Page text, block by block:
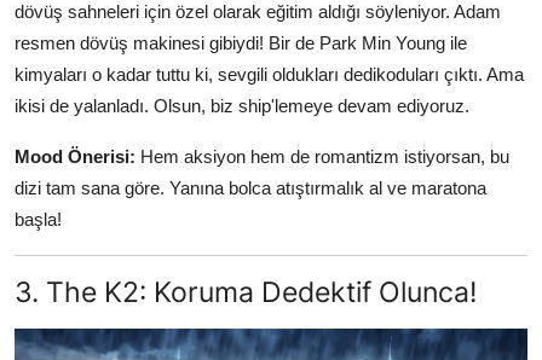
dövüş sahneleri için özel olarak eğitim aldığı söyleniyor. Adam
resmen dövüş makinesi gibiydi! Bir de Park Min Young ile
kimyaları o kadar tuttu ki, sevgili oldukları dedikoduları çıktı. Ama
ikisi de yalanladı. Olsun, biz ship'lemeye devam ediyoruz.
Mood Önerisi: Hem aksiyon hem de romantizm istiyorsan, bu
dizi tam sana göre. Yanına bolca atıştırmalık al ve maratona
başla!
3. The K2: Koruma Dedektif Olunca!